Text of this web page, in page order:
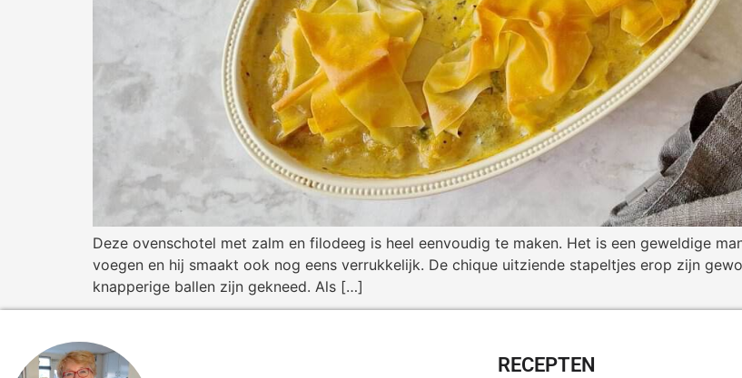
Deze ovenschotel met zalm en filodeeg is heel eenvoudig te maken. Het is een geweldige
voegen en hij smaakt ook nog eens verrukkelijk. De chique uitziende stapeltjes erop zijn
knapperige ballen zijn gekneed. Als […]
RECEPTEN